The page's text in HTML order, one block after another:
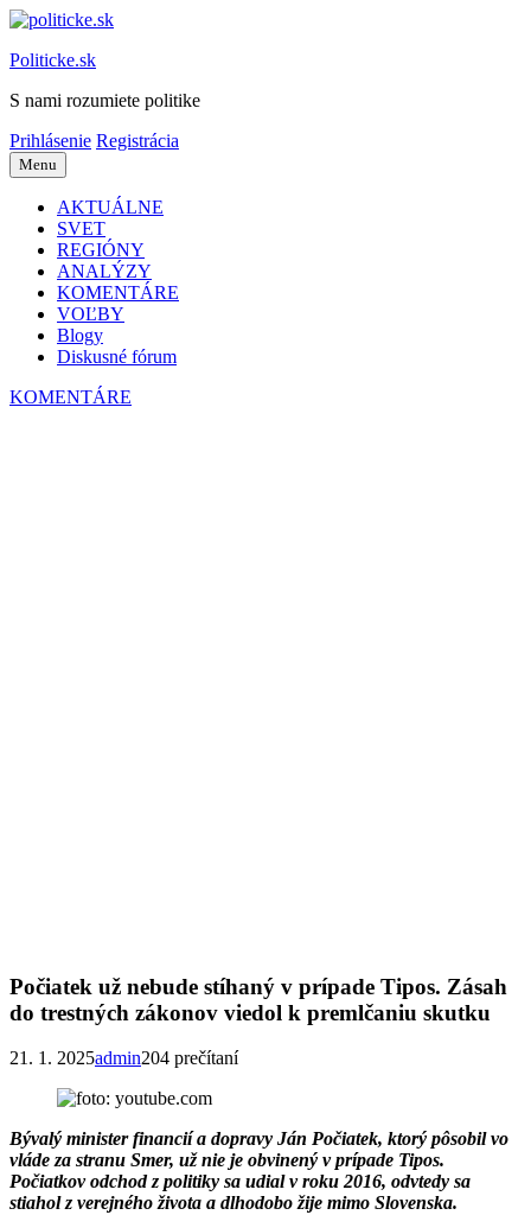
Preskočiť
obsah
Politicke.sk
S nami rozumiete politike
Prihlásenie Registrácia
Menu
AKTUÁLNE
SVET
REGIÓNY
ANALÝZY
KOMENTÁRE
VOĽBY
Blogy
Diskusné fórum
KOMENTÁRE
Počiatek už nebude stíhaný v prípade Tipos. Zásah
do trestných zákonov viedol k premlčaniu skutku
21. 1. 2025admin204 prečítaní
Bývalý minister financií a dopravy Ján Počiatek, ktorý pôsobil vo
vláde za stranu Smer, už nie je obvinený v prípade Tipos.
Počiatkov odchod z politiky sa udial v roku 2016, odvtedy sa
stiahol z verejného života a dlhodobo žije mimo Slovenska.